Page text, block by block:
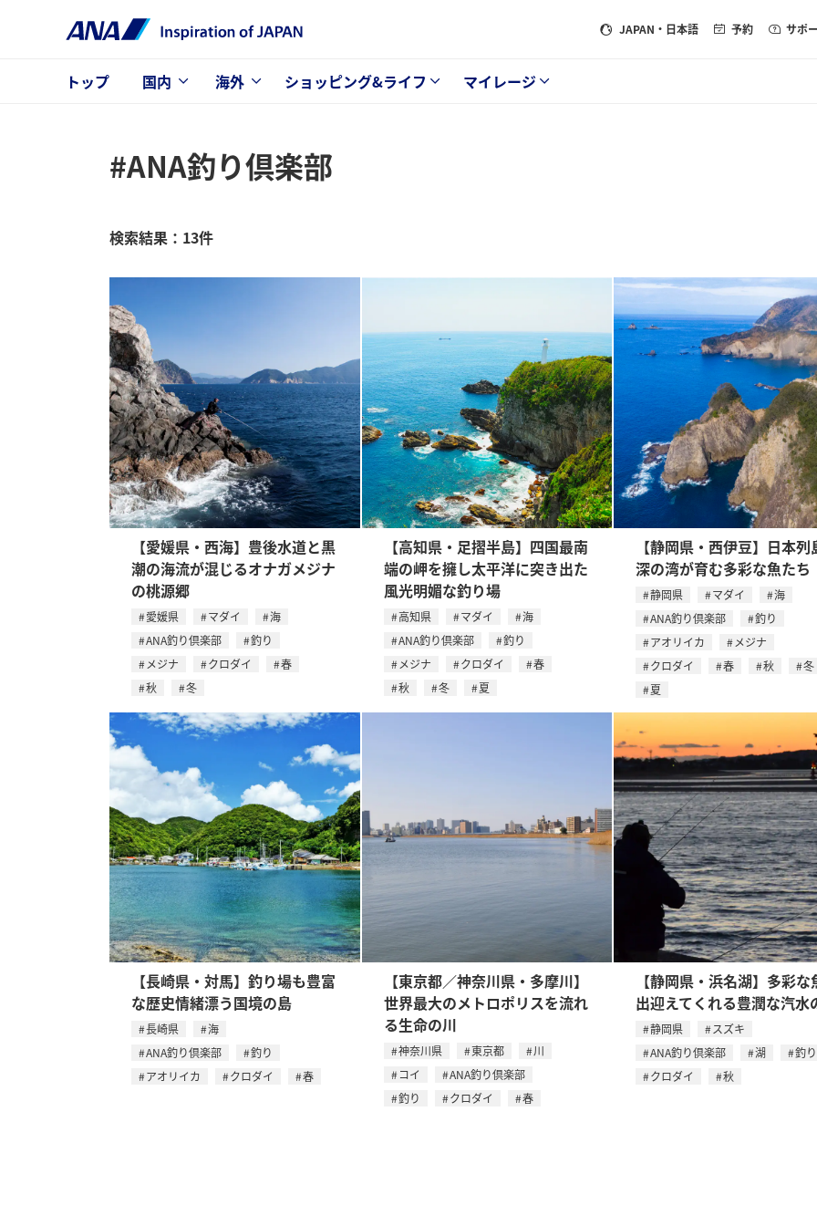
JAPAN ・日本語 予約 サポ
トップ 国内 海外 ショッピング&ライフ マイレージ
#ANA釣り倶楽部
検索結果：13件
【愛媛県・西海】豊後水道と黒
潮の海流が混じるオナガメジナ
の桃源郷
愛媛県 マダイ
海
ANA釣り倶楽部
釣り
メジナ
クロダイ
春
秋
冬
【高知県・足摺半島】四国最南
端の岬を擁し太平洋に突き出た
風光明媚な釣り場
高知県 マダイ
海
ANA釣り倶楽部
釣り
メジナ
クロダイ
春
秋
冬 夏
【静岡県・西伊豆】日本列
深の湾が育む多彩な魚たち
静岡県 マダイ
海
ANA釣り倶楽部
釣り
アオリイカ
メジナ
クロダイ
春 秋
冬
夏
【長崎県・対馬】釣り場も豊富
な歴史情緒漂う国境の島
長崎県
海
ANA釣り倶楽部
釣り
アオリイカ
クロダイ 春
【東京都／神奈川県・多摩川】
世界最大のメトロポリスを流れ
る生命の川
神奈川県 東京都
川
コイ
ANA釣り倶楽部
釣り
クロダイ 春
【静岡県・浜名湖】多彩な
出迎えてくれる豊潤な汽水
静岡県
スズキ
ANA釣り倶楽部
湖
釣り
クロダイ
秋